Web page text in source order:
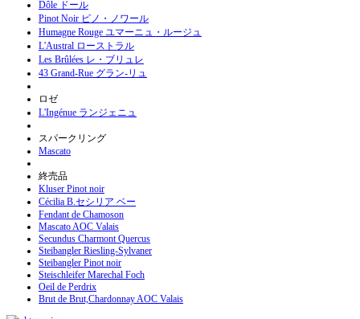
Dôle ドール
Pinot Noir ピノ・ノワール
Humagne Rouge ユマーニュ・ルージュ
L'Austral ローストラル
Les Brûlées レ・ブリュレ
43 Grand-Rue グラン-リュ
ロゼ
L'Ingénue ランジェニュ
スパークリング
Mascato
終売品
Kluser Pinot noir
Cécilia B.セシリア ベー
Fendant de Chamoson
Mascato AOC Valais
Secundus Charmont Quercus
Steibangler Riesling-Sylvaner
Steibangler Pinot noir
Steischleifer Marechal Foch
Oeil de Perdrix
Brut de Brut,Chardonnay AOC Valais